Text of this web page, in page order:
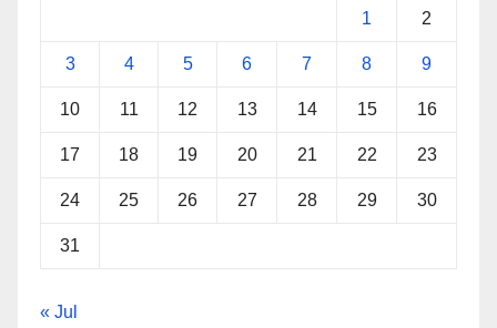
1 2
3 4 5 6 7 8 9
10 11 12 13 14 15 16
17 18 19 20 21 22 23
24 25 26 27 28 29 30
31
« Jul